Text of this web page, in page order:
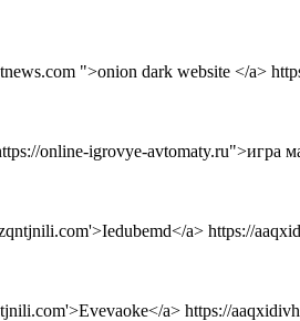
">onion dark website </a>
online-igrovye-avtomaty.ru">игра
a> https://
a> https://